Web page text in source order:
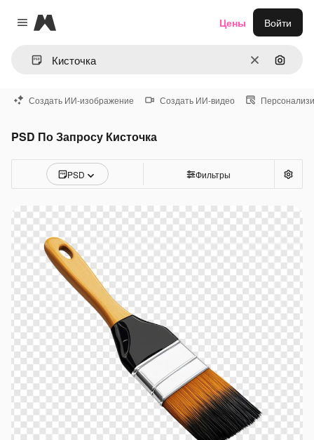
Close menu
Magnific
ОчиститьПоиск
Цены Войти
Создать ИИ-изображение Создать ИИ-видео
PSD По Запросу Кисточка
PSD Фильтры